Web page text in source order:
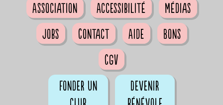
Association Accessibilité
Médias
Jobs
Contact Aide
Bons
CGV
Fonder un
Devenir